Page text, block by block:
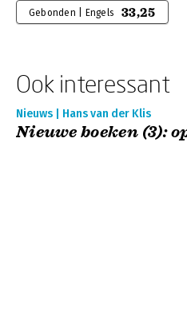
Gebonden | Engels 33,25
Ook interessant
Nieuws | Hans van der Klis
Nieuwe boeken (3):